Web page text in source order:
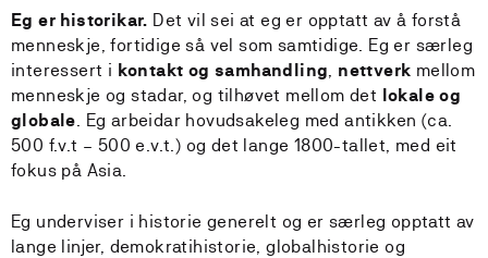
Eg er historikar. Det vil sei at eg er opptatt av å forstå
menneskje, fortidige så vel som samtidige. Eg er særleg
interessert i kontakt og samhandling, nettverk mellom
menneskje og stadar, og tilhøvet mellom det lokale og
globale. Eg arbeidar hovudsakeleg med antikken (ca.
500 f.v.t – 500 e.v.t.) og det lange 1800-tallet, med eit
fokus på Asia.
Eg underviser i historie generelt og er særleg opptatt av
lange linjer, demokratihistorie, globalhistorie og